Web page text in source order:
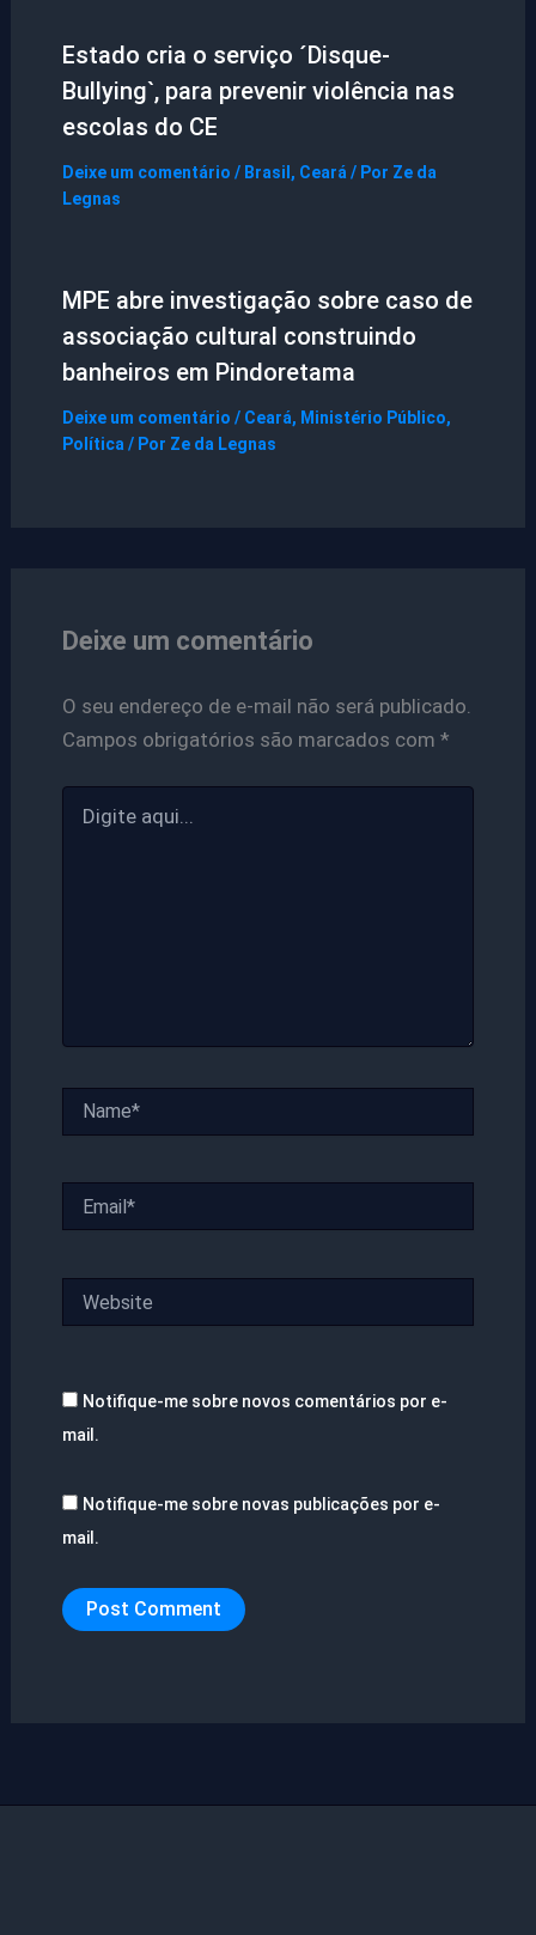
Estado cria o serviço ´Disque-
Bullying`, para prevenir violência nas
escolas do CE
Deixe um comentário / Brasil , Ceará / Por Ze da
Legnas
MPE abre investigação sobre caso de
associação cultural construindo
banheiros em Pindoretama
Deixe um comentário / Ceará, Ministério Público,
Política / Por Ze da Legnas
Deixe um comentário
O seu endereço de e-mail não será publicado.
Campos obrigatórios são marcados com *
aqui...
Notifique-me sobre novos comentários por e-
mail.
Notifique-me sobre novas publicações por e-
mail.